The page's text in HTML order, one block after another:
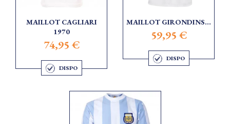
MAILLOT CAGLIARI
1970
74,95 €
DISPO
MAILLOT GIRONDINS...
59,95 €
DISPO